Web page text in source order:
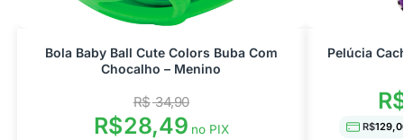
Bola Baby Ball Cute Colors Buba Com
Chocalho – Menino
R$34,90
R$28,49no PIX
Pelúcia
R$